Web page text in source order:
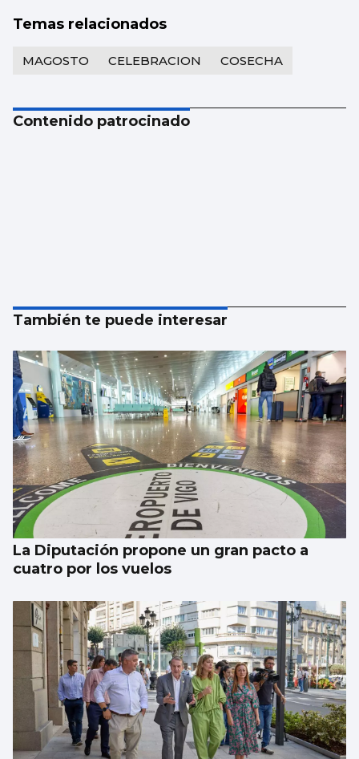
Temas relacionados
MAGOSTO CELEBRACION COSECHA
Contenido patrocinado
También te puede interesar
La Diputación propone un gran pacto a
cuatro por los vuelos